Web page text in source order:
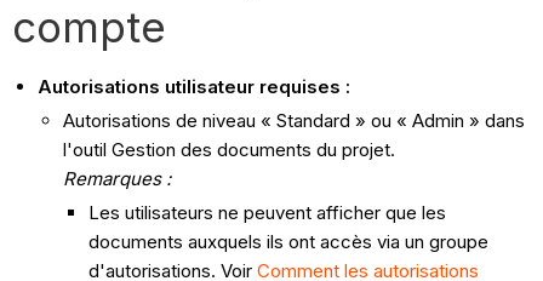
compte
Autorisations utilisateur requises :
Autorisations de niveau « Standard » ou « Admin » dans
l'outil Gestion des documents du projet.
Remarques :
Les utilisateurs ne peuvent afficher que les
documents auxquels ils ont accès via un groupe
d'autorisations. VoirComment les autorisations